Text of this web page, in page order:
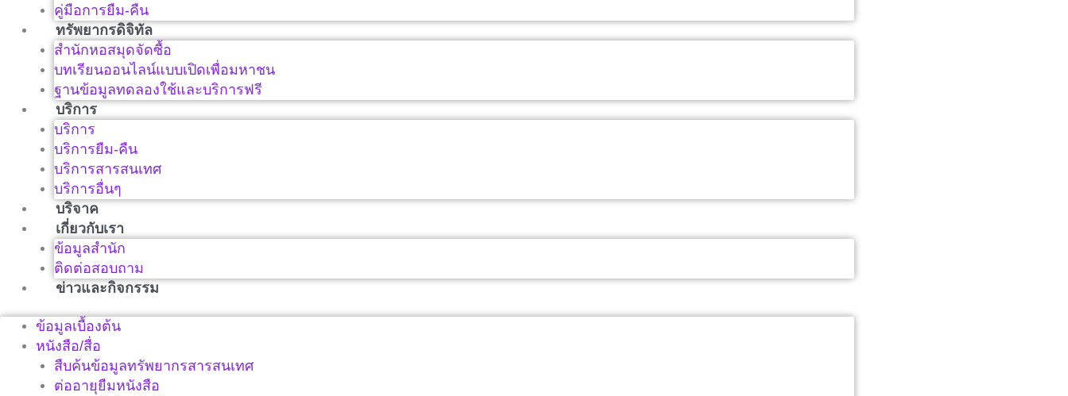
คู่มือการยืม-คืน
ทรัพยากรดิจิทัล
สำนักหอสมุดจัดซื้อ
บทเรียนออนไลน์แบบเปิดเพื่อมหาชน
ฐานข้อมูลทดลองใช้และบริการฟรี
บริการ
บริการ
บริการยืม-คืน
บริการสารสนเทศ
บริการอื่นๆ
บริจาค
เกี่ยวกับเรา
ข้อมูลสำนัก
ติดต่อสอบถาม
ข่าวและกิจกรรม
ข้อมูลเบื้องต้น
หนังสือ/สื่อ
สืบค้นข้อมูลทรัพยากรสารสนเทศ
ต่ออายุยืมหนังสือ